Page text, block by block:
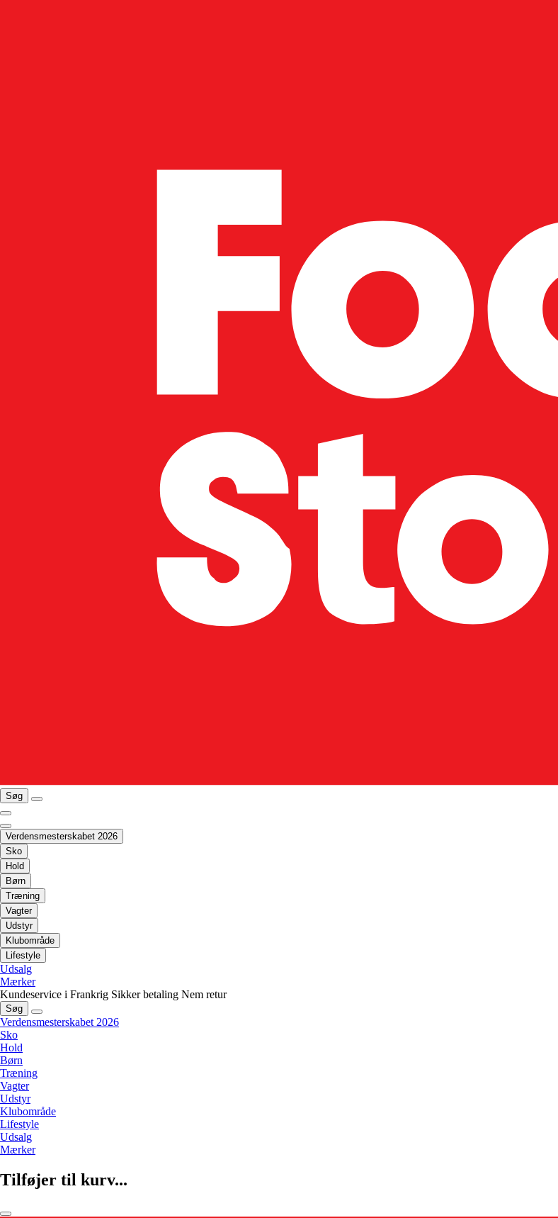
Søg
Verdensmesterskabet 2026
Sko
Hold
Børn
Træning
Vagter
Udstyr
Klubområde
Lifestyle
Udsalg
Mærker
Kundeservice i Frankrig Sikker betaling Nem retur
Søg
Verdensmesterskabet 2026
Sko
Hold
Børn
Træning
Vagter
Udstyr
Klubområde
Lifestyle
Udsalg
Mærker
Tilføjer til kurv...